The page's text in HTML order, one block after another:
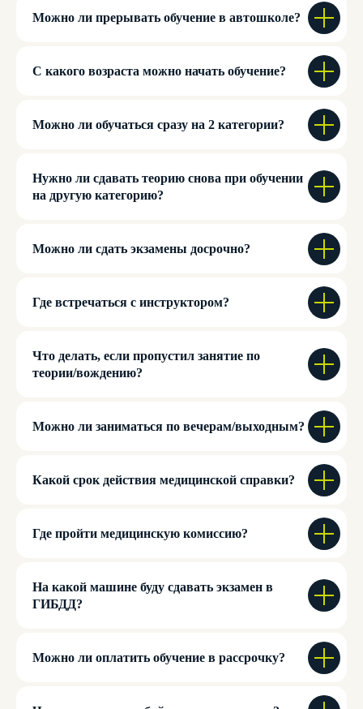
Можно ли прерывать обучение в автошколе?
С какого возраста можно начать обучение?
Можно ли обучаться сразу на 2 категории?
Нужно ли сдавать теорию снова при обучении
на другую категорию?
Можно ли сдать экзамены досрочно?
Где встречаться с инструктором?
Что делать, если пропустил занятие по
теории/вождению?
Можно ли заниматься по вечерам/выходным?
Какой срок действия медицинской справки?
Где пройти медицинскую комиссию?
На какой машине буду сдавать экзамен в
ГИБДД?
Можно ли оплатить обучение в рассрочку?
ПОДПИШИСЬ
info.tum@avtostatys.ru
Отправляя свои контактные данные, вы соглашаетесь
Перезвоните мне